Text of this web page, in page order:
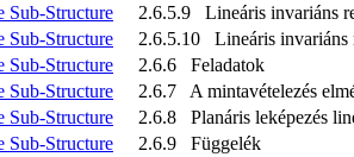
2.6.5.9 Lineáris invariáns
2.6.5.10 Lineáris invariáns
2.6.6 Feladatok
2.6.7 A mintavételezés
2.6.8 Planáris leképezés
2.6.9 Függelék